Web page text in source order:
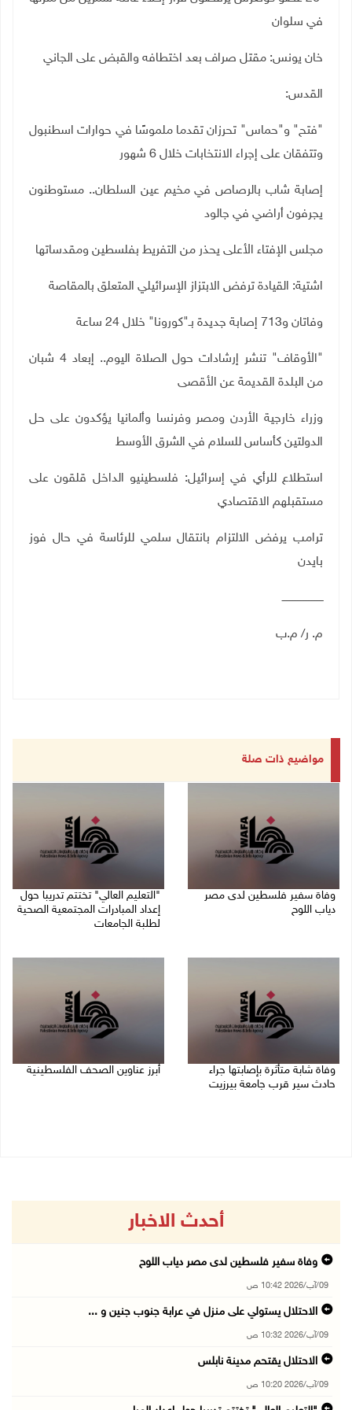
في سلوان
خان يونس: مقتل صراف بعد اختطافه والقبض على الجاني
القدس:
"فتح" و"حماس" تحرزان تقدما ملموسًا في حوارات اسطنبول
وتتفقان على إجراء الانتخابات خلال 6 شهور
إصابة شاب بالرصاص في مخيم عين السلطان.. مستوطنون
يجرفون أراضي في جالود
مجلس الإفتاء الأعلى يحذر من التفريط بفلسطين ومقدساتها
اشتية: القيادة ترفض الابتزاز الإسرائيلي المتعلق بالمقاصة
وفاتان و713 إصابة جديدة بـ"كورونا" خلال 24 ساعة
"الأوقاف" تنشر إرشادات حول الصلاة اليوم.. إبعاد 4 شبان
من البلدة القديمة عن الأقصى
وزراء خارجية الأردن ومصر وفرنسا وألمانيا يؤكدون على حل
الدولتين كأساس للسلام في الشرق الأوسط
استطلاع للرأي في إسرائيل: فلسطينيو الداخل قلقون على
مستقبلهم الاقتصادي
ترامب يرفض الالتزام بانتقال سلمي للرئاسة في حال فوز
بايدن
ــــــــــــــــــــــــــ
م. ر/ م.ب
مواضيع ذات صلة
وفاة سفير فلسطين لدى مصر
دياب اللوح
"التعليم العالي" تختتم تدريبا حول
إعداد المبادرات المجتمعية الصحية
لطلبة الجامعات
وفاة شابة متأثرة بإصابتها جراء
حادث سير قرب جامعة بيرزيت
أبرز عناوين الصحف الفلسطينية
أحدث الاخبار
وفاة سفير فلسطين لدى مصر دياب اللوح
09/آب/2026 10:42 ص
الاحتلال يستولي على منزل في عرابة جنوب جنين و ...
09/آب/2026 10:32 ص
الاحتلال يقتحم مدينة نابلس
09/آب/2026 10:20 ص